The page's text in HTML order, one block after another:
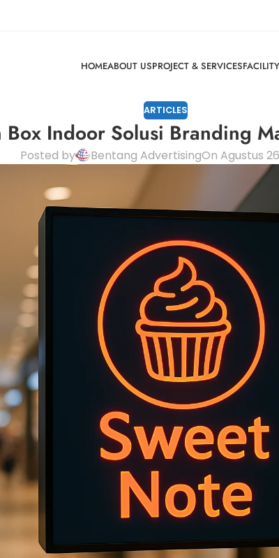
HOMEABOUT USPROJECT & SERVICESFACILITY
ARTICLES
Box Indoor Solusi Branding
Posted by Bentang AdvertisingOn Agustus